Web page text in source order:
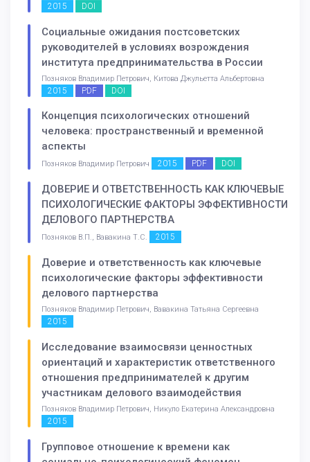
2015 DOI
Социальные ожидания постсоветских
руководителей в условиях возрождения
института предпринимательства в России
Позняков Владимир Петрович, Китова Джульетта Альбертовна
2015 PDF DOI
Концепция психологических отношений
человека: пространственный и временной
аспекты
Позняков Владимир Петрович 2015 PDF DOI
ДОВЕРИЕ И ОТВЕТСТВЕННОСТЬ КАК КЛЮЧЕВЫЕ
ПСИХОЛОГИЧЕСКИЕ ФАКТОРЫ ЭФФЕКТИВНОСТИ
ДЕЛОВОГО ПАРТНЕРСТВА
Позняков В.П., Вавакина Т.С. 2015
Доверие и ответственность как ключевые
психологические факторы эффективности
делового партнерства
Позняков Владимир Петрович, Вавакина Татьяна Сергеевна
2015
Исследование взаимосвязи ценностных
ориентаций и характеристик ответственного
отношения предпринимателей к другим
участникам делового взаимодействия
Позняков Владимир Петрович, Никуло Екатерина Александровна
2015
Групповое отношение к времени как